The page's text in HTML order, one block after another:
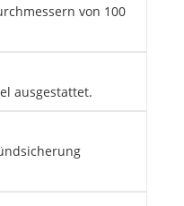
von 100
ausgestattet.